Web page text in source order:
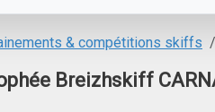
& compétitions skiffs
Breizhskiff